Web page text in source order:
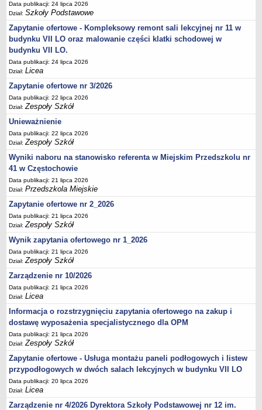
Ogłoszenia
Zarządzenia
Rejestry, ewidencje, archiwa
Kontrole
PONOWNE WYKORZYSTYWANIE
Sprawozdania
Deklaracja dostępności
DEKLARACJA DOSTĘPNOŚCI
OŚWIADCZENIA MAJĄTKOWE
PONOWNE WYKORZYSTYWANIE
UDOSTĘPNIANIE INFORMACJI PUBLICZNEJ
OCHRONA DANYCH OSOBOWYCH
Data publikacji: 24 lipca 2026
Dział:Szkoły Podstawowe
Zapytanie ofertowe - Kompleksowy remont sali lekcyjnej nr 11 w
budynku VII LO oraz malowanie części klatki schodowej w
budynku VII LO.
Data publikacji: 24 lipca 2026
Dział:Licea
Zapytanie ofertowe nr 3/2026
Data publikacji: 22 lipca 2026
Dział:Zespoły Szkół
Unieważnienie
Data publikacji: 22 lipca 2026
Dział:Zespoły Szkół
Wyniki naboru na stanowisko referenta w Miejskim Przedszkolu nr
41 w Częstochowie
Data publikacji: 21 lipca 2026
Dział:Przedszkola Miejskie
Zapytanie ofertowe nr 2_2026
Data publikacji: 21 lipca 2026
Dział:Zespoły Szkół
Wynik zapytania ofertowego nr 1_2026
Data publikacji: 21 lipca 2026
Dział:Zespoły Szkół
Zarządzenie nr 10/2026
Data publikacji: 21 lipca 2026
Dział:Licea
Informacja o rozstrzygnięciu zapytania ofertowego na zakup i
dostawę wyposażenia specjalistycznego dla OPM
Data publikacji: 21 lipca 2026
Dział:Zespoły Szkół
Zapytanie ofertowe - Usługa montażu paneli podłogowych i listew
przypodłogowych w dwóch salach lekcyjnych w budynku VII LO
Data publikacji: 20 lipca 2026
Dział:Licea
Zarządzenie nr 4/2026 Dyrektora Szkoły Podstawowej nr 12 im.